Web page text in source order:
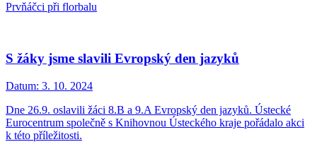
Prvňáčci při florbalu
S žáky jsme slavili Evropský den jazyků
Datum: 3. 10. 2024
Dne 26.9. oslavili žáci 8.B a 9.A Evropský den jazyků. Ústecké
Eurocentrum společně s Knihovnou Ústeckého kraje pořádalo akci
k této příležitosti.